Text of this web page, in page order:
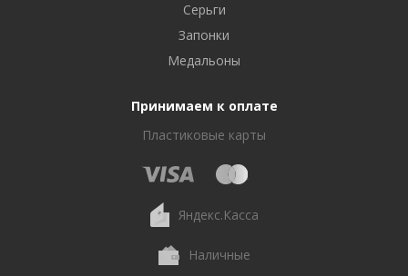
Серьги
Запонки
Медальоны
Принимаем к оплате
Пластиковые карты
Яндекс.Касса
Наличные